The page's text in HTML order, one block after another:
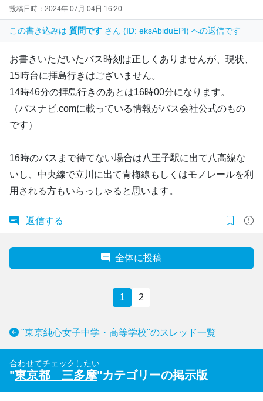
投稿日時：2024年 07月 04日 16:20
この書き込みは 質問です さん (ID: eksAbiduEPI) への返信です
お書きいただいたバス時刻は正しくありませんが、現状、
15時台に拝島行きはございません。
14時46分の拝島行きのあとは16時00分になります。
（バスナビ.comに載っている情報がバス会社公式のもの
です）
16時のバスまで待てない場合は八王子駅に出て八高線な
いし、中央線で立川に出て青梅線もしくはモノレールを利
用される方もいらっしゃると思います。
返信する
全体に投稿
1 2
"東京純心女子中学・高等学校"のスレッド一覧
合わせてチェックしたい
"東京都 三多摩"カテゴリーの掲示版